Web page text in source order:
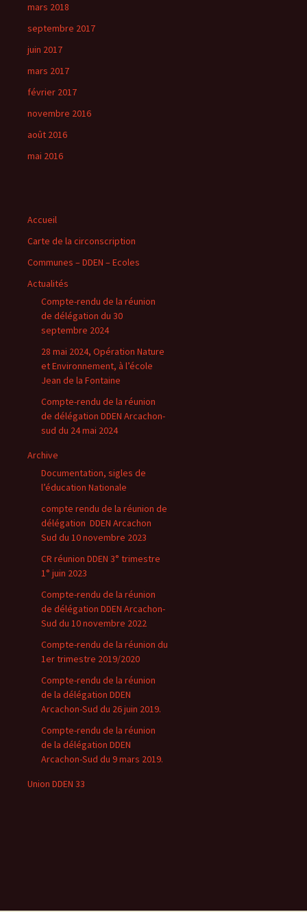
mars 2018
septembre 2017
juin 2017
mars 2017
février 2017
novembre 2016
août 2016
mai 2016
Accueil
Carte de la circonscription
Communes – DDEN – Ecoles
Actualités
Compte-rendu de la réunion
de délégation du 30
septembre 2024
28 mai 2024, Opération Nature
et Environnement, à l’école
Jean de la Fontaine
Compte-rendu de la réunion
de délégation DDEN Arcachon-
sud du 24 mai 2024
Archive
Documentation, sigles de
l’éducation Nationale
compte rendu de la réunion de
délégation DDEN Arcachon
Sud du 10 novembre 2023
CR réunion DDEN 3° trimestre
1° juin 2023
Compte-rendu de la réunion
de délégation DDEN Arcachon-
Sud du 10 novembre 2022
Compte-rendu de la réunion du
1er trimestre 2019/2020
Compte-rendu de la réunion
de la délégation DDEN
Arcachon-Sud du 26 juin 2019.
Compte-rendu de la réunion
de la délégation DDEN
Arcachon-Sud du 9 mars 2019.
Union DDEN 33